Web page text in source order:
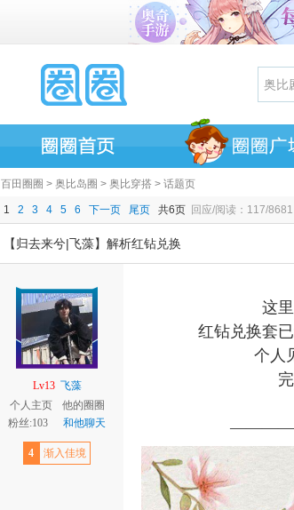
百田圈圈 > 奥比岛圈 > 奥比穿搭 > 话题页
1 2 3 4 5 6 下一页 尾页 共6页 回应/阅读：117/8681
【归去来兮|飞藻】解析红钻兑换
Lv13 飞藻
个人主页
他的圈圈
粉丝:103
和他聊天
4 渐入佳境
这
红钻兑换套
个人